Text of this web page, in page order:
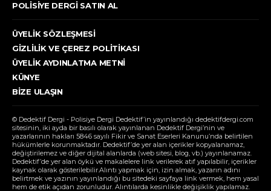
POLISIYE DERGI SATIN AL
ÜYELIK SÖZLEŞMESI
GIZLILIK VE ÇEREZ POLITIKASI
ÜYELIK AYDINLATMA METNI
KÜNYE
BIZE ULAŞIN
© Dedektif Dergi - Polisiye Dergi Dedektif’in yayınlandığı dedektifdergi.com
sitesinin, iki ayda bir basılı olarak yayınlanan Dedektif Dergi’nin ve
yazarlarının hakları 5846 sayılı Fikir ve Sanat Eserleri Kanunu’nda belirtilen
hükümlerle korunmaktadır. Dedektif’de yer alan içerikler kopyalanamaz,
değiştirilemez ve diğer dijital alanlarda (web sitesi, blog, vb.) yayınlanamaz.
Dedektif’de yer alan öykü ve makalelere link verilerek atıf yapılabilir, içerikler
kaynak olarak gösterilebilir.Alıntı yapmak için, izin almak, yazarın adını
belirtmek ve yazının yayınlandığı bu sitedeki sayfaya link vermek, hem yasal
hem de etik açıdan zorunludur. Alıntılarda kesinlikle değişiklik yapılamaz.